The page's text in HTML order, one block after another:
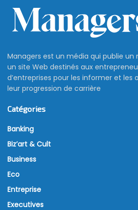
Managers est un média qui publie
un site Web destinés aux
d’entreprises pour les informer et les
leur progression de carrière
Catégories
Banking
Biz’art & Cult
Business
Eco
Entreprise
Executives